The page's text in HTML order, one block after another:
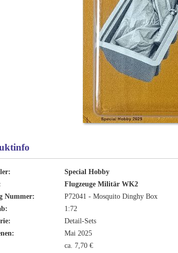
Special Hobby
Flugzeuge Militär WK2
Nummer:
P72041 - Mosquito Dinghy Box
1:72
Detail-Sets
Mai 2025
ca. 7,70 €